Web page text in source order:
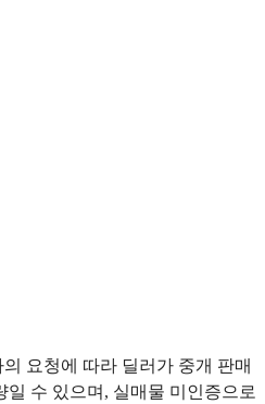
요청에 따라 딜러가 중개 판매
수 있으며, 실매물 미인증으로